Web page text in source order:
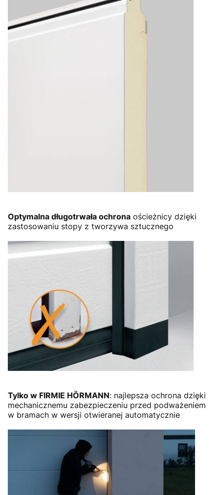
Optymalna długotrwała ochrona ościeżnicy dzięki
zastosowaniu stopy z tworzywa sztucznego
Tylko w FIRMIE HÖRMANN: najlepsza ochrona dzięki
mechanicznemu zabezpieczeniu przed podważeniem
w bramach w wersji otwieranej automatycznie